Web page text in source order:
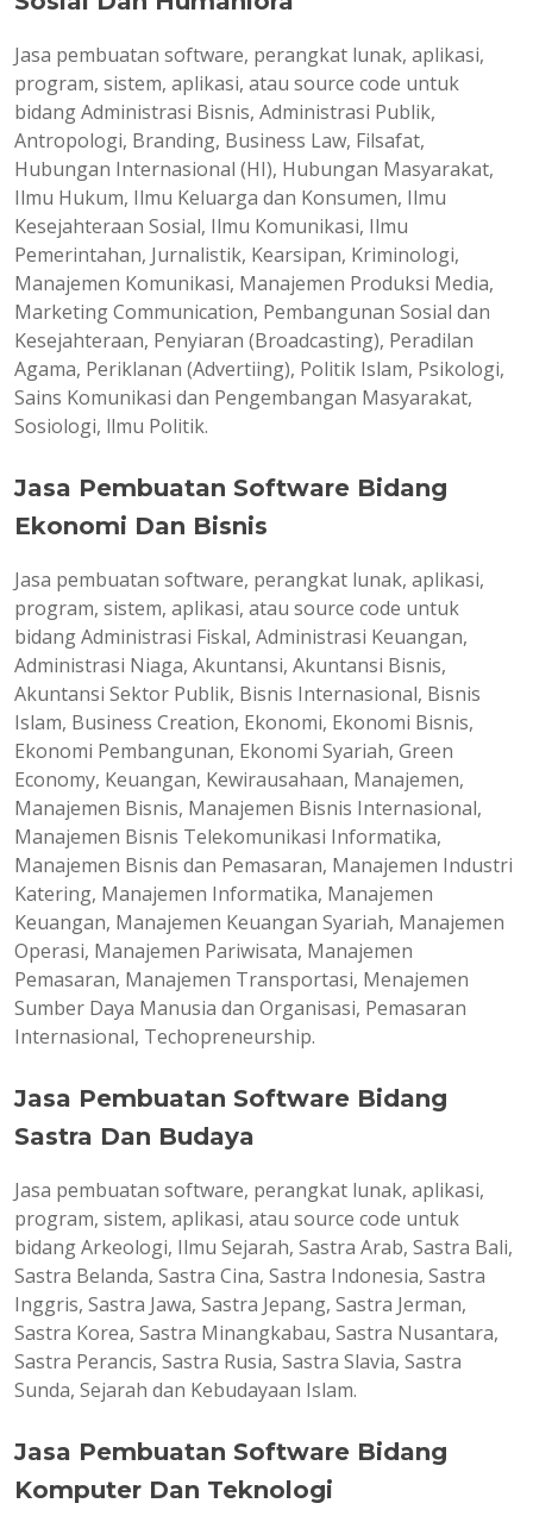
Jasa pembuatan software, perangkat lunak, aplikasi,
program, sistem, aplikasi, atau source code untuk
bidang Administrasi Bisnis, Administrasi Publik,
Antropologi, Branding, Business Law, Filsafat,
Hubungan Internasional (HI), Hubungan Masyarakat,
Ilmu Hukum, Ilmu Keluarga dan Konsumen, Ilmu
Kesejahteraan Sosial, Ilmu Komunikasi, Ilmu
Pemerintahan, Jurnalistik, Kearsipan, Kriminologi,
Manajemen Komunikasi, Manajemen Produksi Media,
Marketing Communication, Pembangunan Sosial dan
Kesejahteraan, Penyiaran (Broadcasting), Peradilan
Agama, Periklanan (Advertiing), Politik Islam, Psikologi,
Sains Komunikasi dan Pengembangan Masyarakat,
Sosiologi, llmu Politik.
Jasa Pembuatan Software Bidang
Ekonomi Dan Bisnis
Jasa pembuatan software, perangkat lunak, aplikasi,
program, sistem, aplikasi, atau source code untuk
bidang Administrasi Fiskal, Administrasi Keuangan,
Administrasi Niaga, Akuntansi, Akuntansi Bisnis,
Akuntansi Sektor Publik, Bisnis Internasional, Bisnis
Islam, Business Creation, Ekonomi, Ekonomi Bisnis,
Ekonomi Pembangunan, Ekonomi Syariah, Green
Economy, Keuangan, Kewirausahaan, Manajemen,
Manajemen Bisnis, Manajemen Bisnis Internasional,
Manajemen Bisnis Telekomunikasi Informatika,
Manajemen Bisnis dan Pemasaran, Manajemen Industri
Katering, Manajemen Informatika, Manajemen
Keuangan, Manajemen Keuangan Syariah, Manajemen
Operasi, Manajemen Pariwisata, Manajemen
Pemasaran, Manajemen Transportasi, Menajemen
Sumber Daya Manusia dan Organisasi, Pemasaran
Internasional, Techopreneurship.
Jasa Pembuatan Software Bidang
Sastra Dan Budaya
Jasa pembuatan software, perangkat lunak, aplikasi,
program, sistem, aplikasi, atau source code untuk
bidang Arkeologi, Ilmu Sejarah, Sastra Arab, Sastra Bali,
Sastra Belanda, Sastra Cina, Sastra Indonesia, Sastra
Inggris, Sastra Jawa, Sastra Jepang, Sastra Jerman,
Sastra Korea, Sastra Minangkabau, Sastra Nusantara,
Sastra Perancis, Sastra Rusia, Sastra Slavia, Sastra
Sunda, Sejarah dan Kebudayaan Islam.
Jasa Pembuatan Software Bidang
Komputer Dan Teknologi